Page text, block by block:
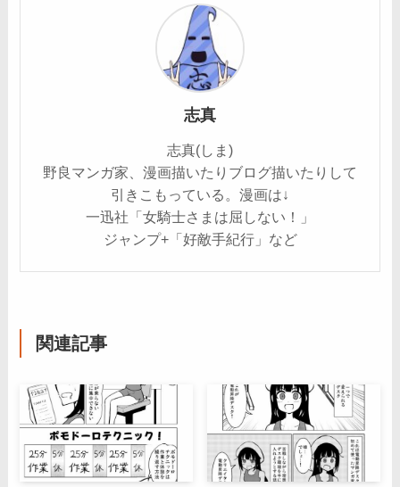
志真
志真(しま)
野良マンガ家、漫画描いたりブログ描いたりして
引きこもっている。漫画は↓
一迅社「女騎士さまは屈しない！」
ジャンプ+「好敵手紀行」など
関連記事